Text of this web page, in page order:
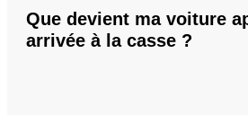
Que devient ma voiture
arrivée à la casse ?